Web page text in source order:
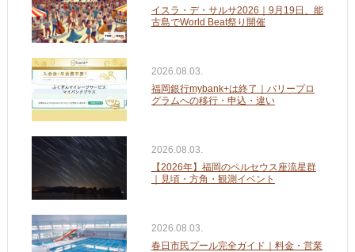
イスラ・デ・サルサ2026｜9月19日、能
古島でWorld Beat祭り開催
2026.08.03.
福岡銀行mybank+は終了｜バリープロ
グラムへの移行・申込・違い
2026.08.03.
【2026年】福岡のペルセウス座流星群
｜見頃・方角・観測イベント
2026.08.03.
春日市民プール完全ガイド｜料金・営業